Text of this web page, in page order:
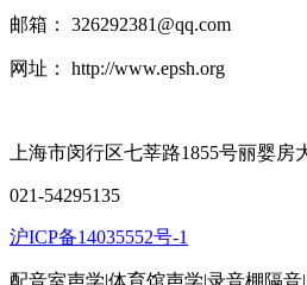
邮箱： 326292381@qq.com
网址： http://www.epsh.org
上海市闵行区七莘路1855号丽婴房
021-54295135
沪ICP备14035552号-1